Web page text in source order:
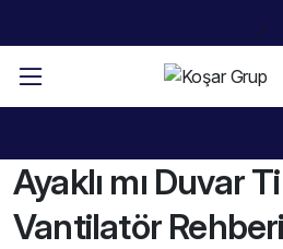
Ayaklı mı Duvar
Vantilatör Rehberi